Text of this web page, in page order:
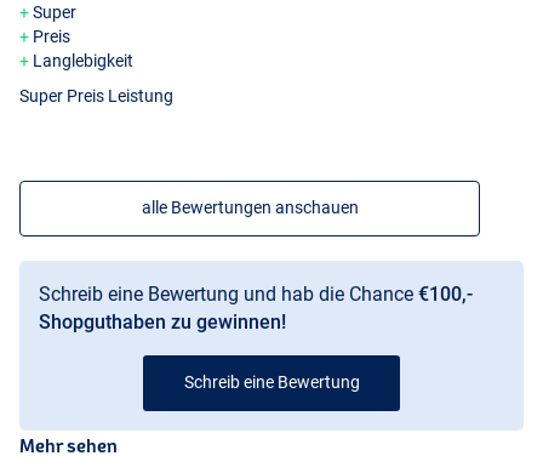
Super
Preis
Langlebigkeit
Super Preis Leistung
alle Bewertungen anschauen
Schreib eine Bewertung und hab die Chance €100,-
Shopguthaben zu gewinnen!
Schreib eine Bewertung
Mehr sehen